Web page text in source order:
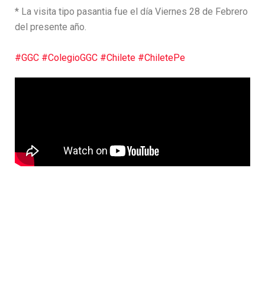
* La visita tipo pasantia fue el día Viernes 28 de Febrero
del presente año.
#GGC #ColegioGGC #Chilete #ChiletePe